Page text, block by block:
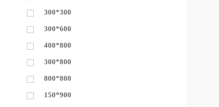
300*300
300*600
400*800
300*800
800*800
150*900